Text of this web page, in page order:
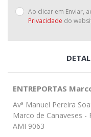
Ao clicar em Enviar,
Privacidade do
ENTREPORTAS
Avª Manuel Pereira
Marco de Canaveses -
AMI 9063